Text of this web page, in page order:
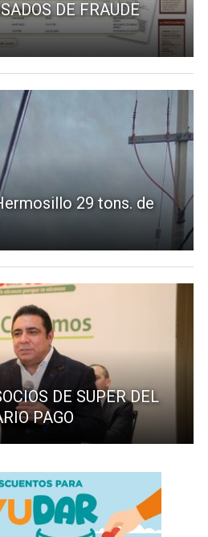
DE FRAUDE
29 tons. de
DE SUPER DEL
PAGO